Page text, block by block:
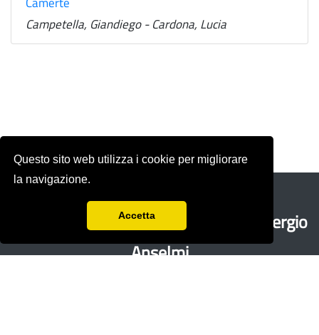
Questo sito web utilizza i cookie per migliorare
la navigazione.
Accetta
Campetella, Giandiego - Cardona, Lucia
Rivista storica fondata nel 1978 da
Sergio
Anselmi